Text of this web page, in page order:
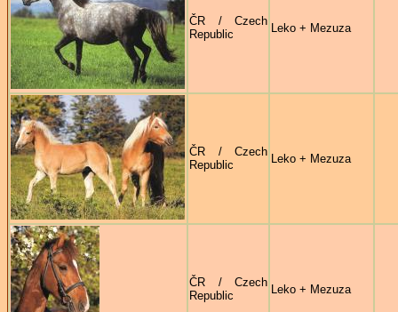
ČR / Czech
Republic
Leko + Mezuza
ČR / Czech
Republic
Leko + Mezuza
ČR / Czech
Republic
Leko + Mezuza